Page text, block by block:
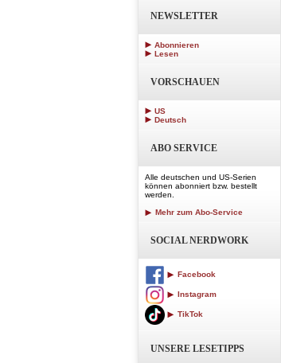
NEWSLETTER
Abonnieren
Lesen
VORSCHAUEN
US
Deutsch
ABO SERVICE
Alle deutschen und US-Serien
können abonniert bzw. bestellt
werden.
Mehr zum Abo-Service
SOCIAL NERDWORK
Facebook
Instagram
TikTok
UNSERE LESETIPPS